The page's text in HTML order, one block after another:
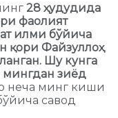
28 ҳудудида
фаолият
илми бўйича
қори Файзуллоҳ
Шу кунга
мингдан зиёд
неча минг киши
савод